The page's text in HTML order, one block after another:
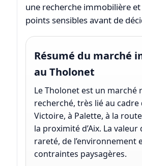
une recherche immobilière
points sensibles avant de
Résumé du marché
au Tholonet
Le Tholonet est un marché
recherché, très lié au cadre
Victoire, à Palette, à la
la proximité d’Aix. La valeur
rareté, de l’environnement
contraintes paysagères.